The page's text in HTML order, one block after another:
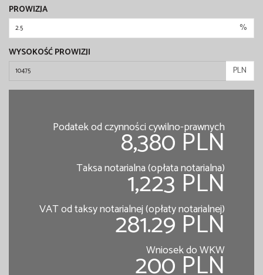
PROWIZJA
%
WYSOKOŚĆ PROWIZJI
PLN
Podatek od czynności cywilno-prawnych
8,380 PLN
Taksa notarialna (opłata notarialna)
1,223 PLN
VAT od taksy notarialnej (opłaty notarialnej)
281.29 PLN
Wniosek do WKW
200 PLN